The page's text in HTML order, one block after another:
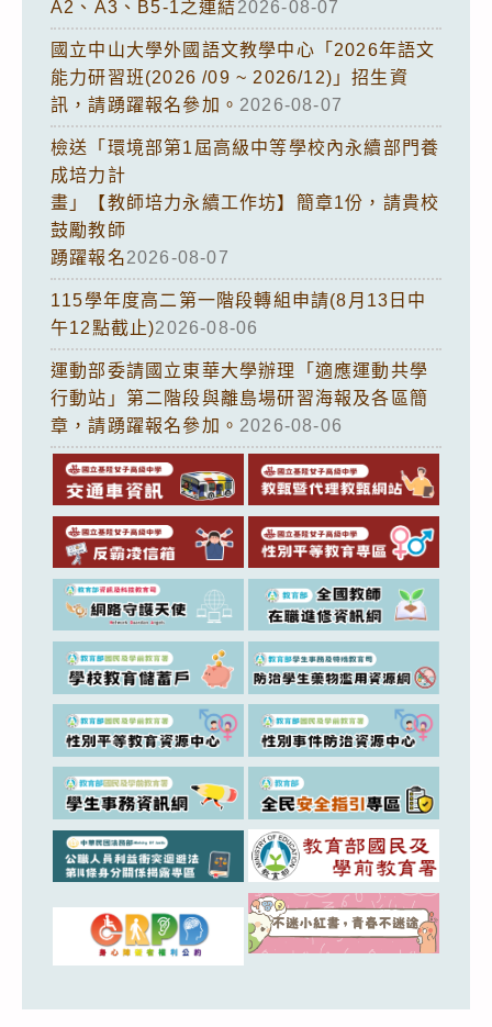
A2、A3、B5-1之連結2026-08-07
國立中山大學外國語文教學中心「2026年語文
能力研習班(2026 /09 ~ 2026/12)」招生資
訊，請踴躍報名參加。 2026-08-07
檢送「環境部第1屆高級中等學校內永續部門養
成培力計
畫」【教師培力永續工作坊】簡章1份，請貴校
鼓勵教師
踴躍報名2026-08-07
115學年度高二第一階段轉組申請(8月13日中
午12點截止)2026-08-06
運動部委請國立東華大學辦理「適應運動共學
行動站」第二階段與離島場研習海報及各區簡
章，請踴躍報名參加。 2026-08-06